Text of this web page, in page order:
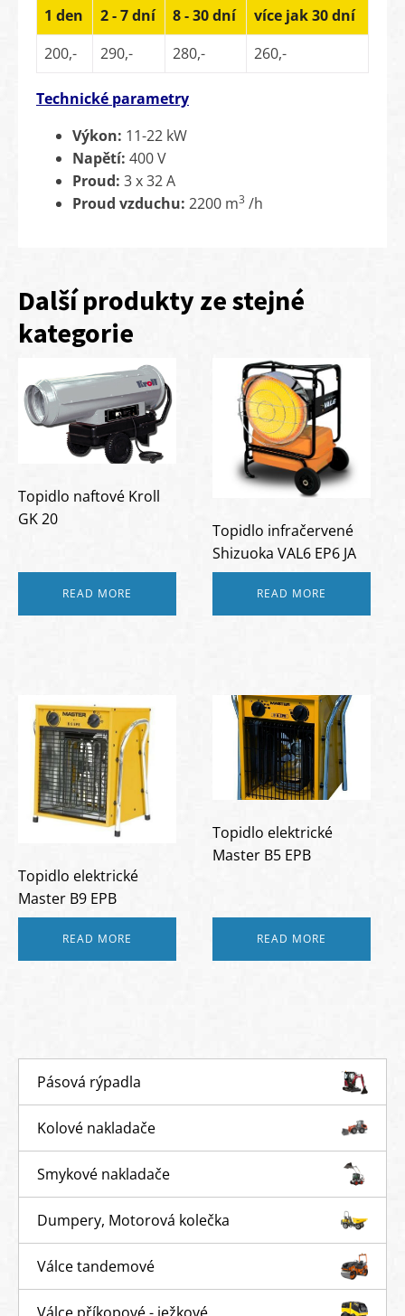
Pásová rýpadla
Kolové nakladače
Smykové nakladače
Dumpery, Motorová kolečka
Válce tandemové
1 den 2 - 7 dní 8 - 30 dní
více jak 30 dní
200,-
290,- 280,- 260,-
Technické parametry
Výkon: 11-22 kW
Napětí­: 400 V
Proud: 3 x 32 A
Proud vzduchu: 2200 m3 /h
Další produkty ze stejné
kategorie
Topidlo naftové Kroll
GK 20
READ MORE
Topidlo infračervené
Shizuoka VAL6 EP6 JA
READ MORE
Topidlo elektrické
Master B9 EPB
READ MORE
Topidlo elektrické
Master B5 EPB
READ MORE